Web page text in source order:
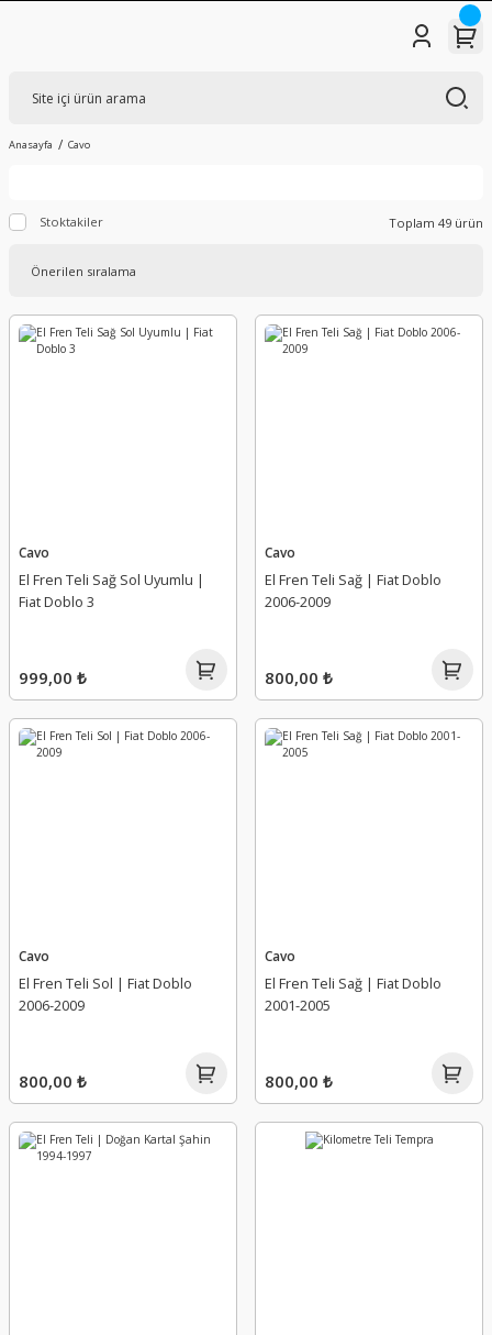
Anasayfa Cavo
Stoktakiler Toplam 49 ürün
Cavo
El Fren Teli Sağ Sol Uyumlu |
Fiat Doblo 3
999,00 ₺
Cavo
El Fren Teli Sağ | Fiat Doblo
2006-2009
800,00 ₺
Cavo
El Fren Teli Sol | Fiat Doblo
2006-2009
800,00 ₺
Cavo
El Fren Teli Sağ | Fiat Doblo
2001-2005
800,00 ₺